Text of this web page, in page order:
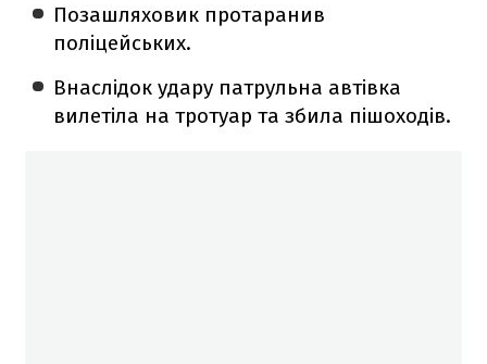
Позашляховик протаранив
поліцейських.
Внаслідок удару патрульна автівка
вилетіла на тротуар та збила пішоходів.